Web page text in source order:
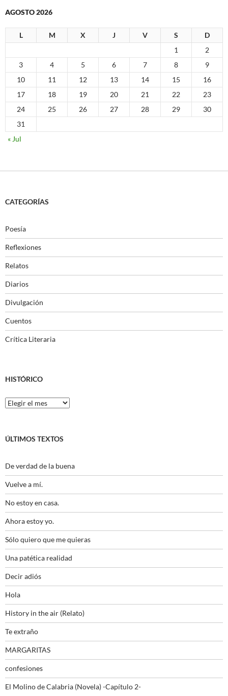
AGOSTO 2026
L M X J V S
D
1
2
3
4 5 6 7 8
9
10
11 12 13 14 15
16
17
18 19 20 21 22
23
24
25 26 27 28 29
30
31
« Jul
CATEGORÍAS
Poesía
Reflexiones
Relatos
Diarios
Divulgación
Cuentos
Crítica Literaria
HISTÓRICO
Histórico
ÚLTIMOS TEXTOS
De verdad de la buena
Vuelve a mí.
No estoy en casa.
Ahora estoy yo.
Sólo quiero que me quieras
Una patética realidad
Decir adiós
Hola
History in the air (Relato)
Te extraño
MARGARITAS
confesiones
El Molino de Calabria (Novela) -Capítulo 2-